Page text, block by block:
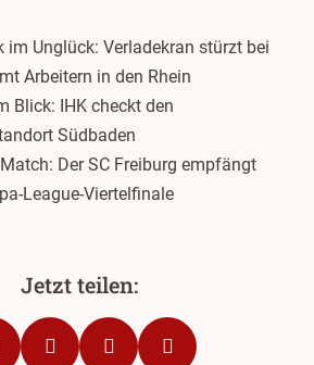
im Unglück: Verladekran stürzt bei
Arbeitern in den Rhein
Blick: IHK checkt den
Südbaden
Der SC Freiburg empfängt
League-Viertelfinale